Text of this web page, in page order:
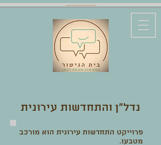
נדל״ן והתחדשות עירונית
פרוייקט התחדשות עירונית הוא מורכב
מטבעו.